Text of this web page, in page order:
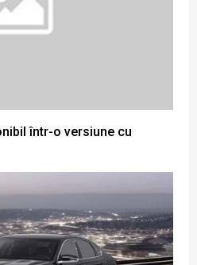
într-o versiune cu